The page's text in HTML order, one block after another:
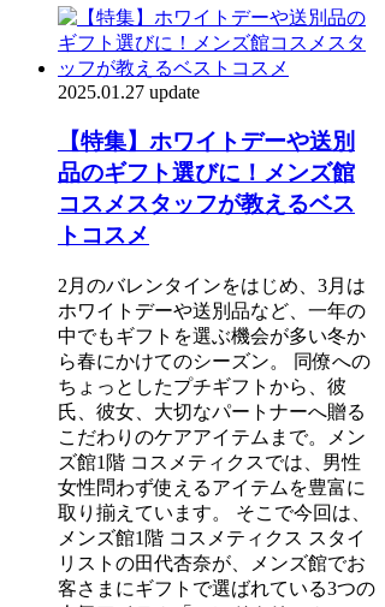
2025.01.27 update
【特集】ホワイトデーや送別
品のギフト選びに！メンズ館
コスメスタッフが教えるベス
トコスメ
2月のバレンタインをはじめ、3月は
ホワイトデーや送別品など、一年の
中でもギフトを選ぶ機会が多い冬か
ら春にかけてのシーズン。 同僚への
ちょっとしたプチギフトから、彼
氏、彼女、大切なパートナーへ贈る
こだわりのケアアイテムまで。メン
ズ館1階 コスメティクスでは、男性
女性問わず使えるアイテムを豊富に
取り揃えています。 そこで今回は、
メンズ館1階 コスメティクス スタイ
リストの田代杏奈が、メンズ館でお
客さまにギフトで選ばれている3つの